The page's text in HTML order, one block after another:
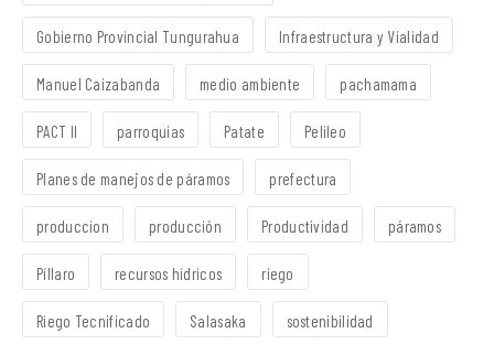
Gobierno Provincial Tungurahua Infraestructura y Vialidad
Manuel Caizabanda medio ambiente pachamama
PACT II parroquias Patate Pelileo
Planes de manejos de páramos prefectura
produccion producción Productividad páramos
Píllaro recursos hídricos riego
Riego Tecnificado Salasaka sostenibilidad